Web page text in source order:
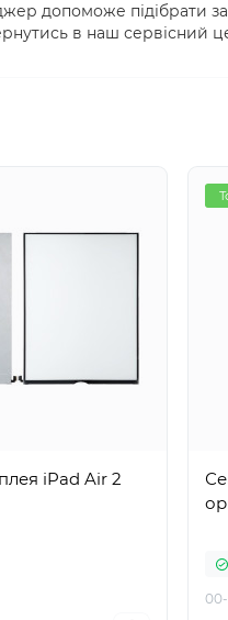
допоможе підібрати
в наш сервісний
iPad Air 2